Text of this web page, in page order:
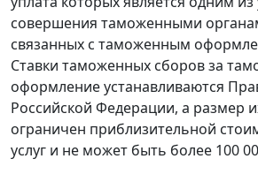
совершения таможенными
связанных с таможенным
Ставки таможенных сборов за
оформление устанавливаются
Российской Федерации, а размер
ограничен приблизительной
услуг и не может быть более 100